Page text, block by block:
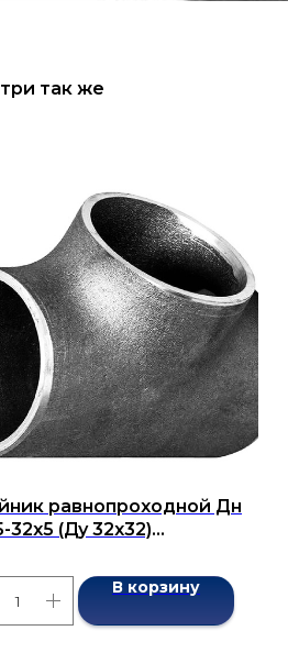
так же
равнопроходной Дн
32х5 (Ду 32х32)
В корзину